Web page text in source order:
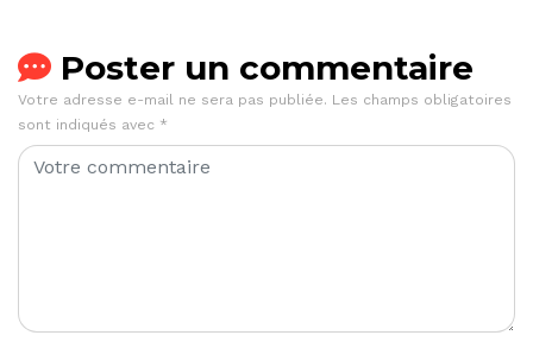
Poster un commentaire
Votre adresse e-mail ne sera pas publiée. Les champs obligatoires
sont indiqués avec *